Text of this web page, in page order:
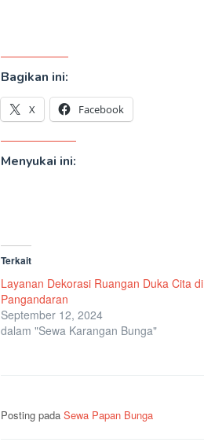
Bagikan ini:
X Facebook
Menyukai ini:
Terkait
Layanan Dekorasi Ruangan Duka Cita di
Pangandaran
September 12, 2024
dalam "Sewa Karangan Bunga"
Posting pada Sewa Papan Bunga